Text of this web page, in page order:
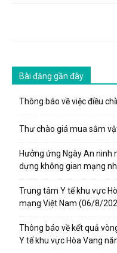
Bài đăng gần đây
Thông báo về việc điều
Thư chào giá mua sắm
Hưởng ứng Ngày An ninh
dựng không gian mạng
Trung tâm Y tế khu vực
mạng Việt Nam (06/8/
Thông báo về kết quả
Y tế khu vực Hòa Vang